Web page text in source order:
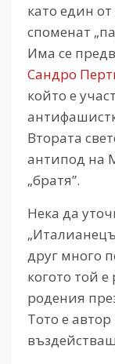
като един
споменат
Има се
Сандро
който е
Втората
антипод на
„братя”.
Нека да
друг много
когото той
родения
Тото е